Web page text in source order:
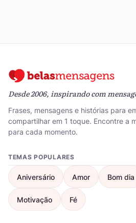
Desde 2006, inspirando com
Frases, mensagens e histórias para
compartilhar em 1 toque. Encontre a
para cada momento.
TEMAS POPULARES
Aniversário Amor Bom dia
Motivação Fé